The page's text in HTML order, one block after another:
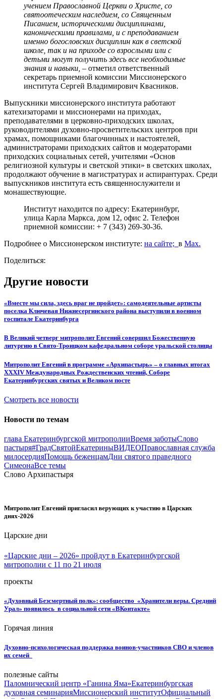
учением Православной Церкви о Христе, со
святоотеческим наследием, со Священным
Писанием, историческими дисциплинами,
каноническими правилами, и с преподаванием
именно богословских дисциплин как в светской
школе, так и на приходе со взрослыми или с
детьми могут получить здесь все необходимые
знания и навыки, – отметил ответственный
секретарь приемной комиссии Миссионерского
института Сергей Владимирович Квасников.
Выпускники миссионерского института работают
катехизаторами и миссионерами на приходах,
преподавателями в церковно-приходских школах,
руководителями духовно-просветительских центров при
храмах, помощниками благочинных и настоятелей,
администраторами приходских сайтов и модераторами
приходских социальных сетей, учителями «Основ
религиозной культуры и светской этики» в светских школах,
продолжают обучение в магистратурах и аспирантурах. Среди
выпускников института есть священнослужители и
монашествующие.
Институт находится по адресу: Екатеринбург,
улица Карла Маркса, дом 12, офис 2. Телефон
приемной комиссии: + 7 (343) 269-30-36.
Подробнее о Миссионерском институте: на сайте; в Мах.
Поделиться:
Другие новости
«Вместе мы сила, здесь враг не пройдет»: самодеятельные артисты
поселка Ключевая Нижнесергинского района выступили в военном
госпитале Екатеринбурга
В Великий четверг митрополит Евгений совершил Божественную
литургию в Свято-Троицком кафедральном соборе уральской столицы
Митрополит Евгений в программе «Архипастырь» – о главных итогах
XXXIV Международных Рождественских чтений, Соборе
Екатеринбургских святых и Великом посте
Смотреть все новости
Новости по темам
глава Екатеринбургской митрополииВремя заботыСлово
пастыря#ГрадСвятойЕкатериныВИДЕОПравославная служба
милосердияПомощь беженцамДни святого праведного
СимеонаВсе темы
Слово Архипастыря
Митрополит Евгений пригласил верующих к участию в Царских
днях-2026
Царские дни
«Царские дни – 2026» пройдут в Екатеринбургской
митрополии с 11 по 21 июля
проекты
«Духовный Безсмертный полк»: сообщество «Хранители веры. Средний
Урал» появилось в социальной сети «ВКонтакте»
Горячая линия
Духовно-психологическая поддержка воинов-участников СВО и членов
их семей
полезные сайты
Паломнический центр «Ганина Яма»Екатеринбургская
духовная семинарияМиссионерский институтОфициальный